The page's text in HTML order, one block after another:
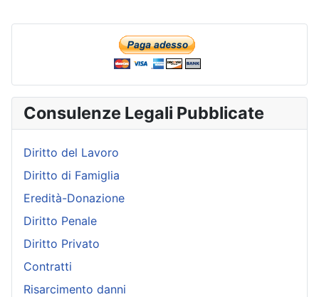
Consulenze Legali Pubblicate
Diritto del Lavoro
Diritto di Famiglia
Eredità-Donazione
Diritto Penale
Diritto Privato
Contratti
Risarcimento danni